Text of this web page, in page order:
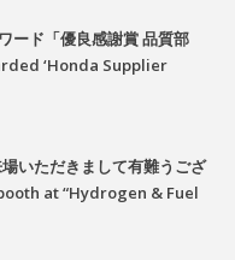
ード「優良感謝賞 品質部
‘Honda Supplier
場いただきまして有難うござ
at “Hydrogen & Fuel